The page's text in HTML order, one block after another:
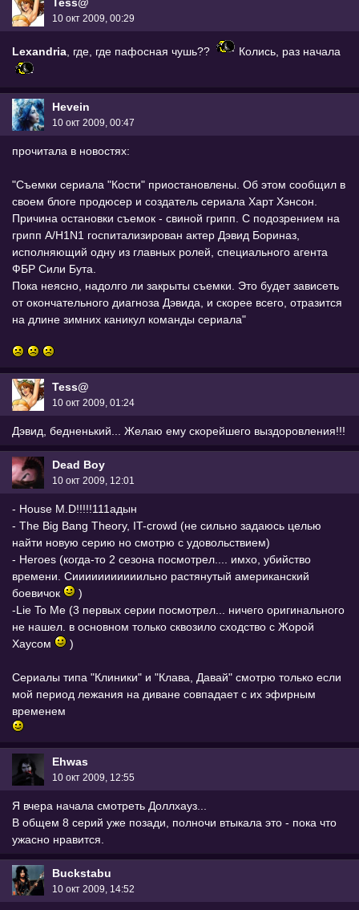
10 окт 2009, 00:29
Lexandria, где, где пафосная чушь?? Колись, раз начала
Hevein
10 окт 2009, 00:47
прочитала в новостях:
"Съемки сериала "Кости" приостановлены. Об этом сообщил в
своем блоге продюсер и создатель сериала Харт Хэнсон.
Причина остановки съемок - свиной грипп. С подозрением на
грипп A/H1N1 госпитализирован актер Дэвид Бориназ,
исполняющий одну из главных ролей, специального агента
ФБР Сили Бута.
Пока неясно, надолго ли закрыты съемки. Это будет зависеть
от окончательного диагноза Дэвида, и скорее всего, отразится
на длине зимних каникул команды сериала"
Tess@
10 окт 2009, 01:24
Дэвид, бедненький... Желаю ему скорейшего выздоровления!!!
Dead Boy
10 окт 2009, 12:01
- House M.D!!!!!111адын
- The Big Bang Theory, IT-crowd (не сильно задаюсь целью
найти новую серию но смотрю с удовольствием)
- Heroes (когда-то 2 сезона посмотрел.... имхо, убийство
времени. Сииииииииииильно растянутый американский
боевичок
)
-Lie To Me (3 первых серии посмотрел... ничего оригинального
не нашел. в основном только сквозило сходство с Жорой
Хаусом
)
Сериалы типа "Клиники" и "Клава, Давай" смотрю только если
мой период лежания на диване совпадает с их эфирным
временем
Ehwas
10 окт 2009, 12:55
Я вчера начала смотреть Доллхауз...
В общем 8 серий уже позади, полночи втыкала это - пока что
ужасно нравится.
Buckstabu
10 окт 2009, 14:52